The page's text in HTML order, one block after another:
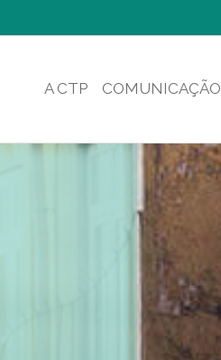
A CTP COMUNICAÇÃO